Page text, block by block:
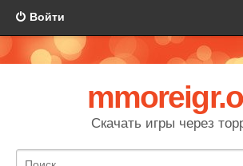
Войти
Скачать игры через